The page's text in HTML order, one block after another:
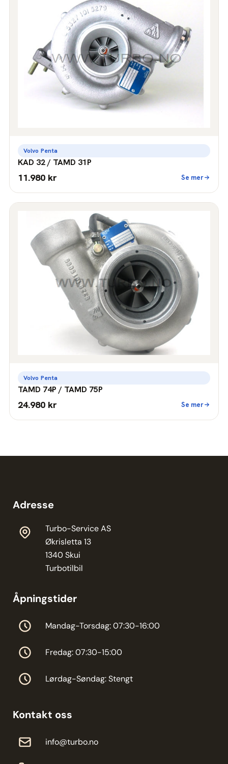
Volvo Penta
KAD 32 / TAMD 31P
11.980 kr Se mer
Volvo Penta
TAMD 74P / TAMD 75P
24.980 kr Se mer
Adresse
Turbo-Service AS
Økrisletta 13
1340 Skui
Turbotilbil
Åpningstider
Mandag-Torsdag: 07:30-16:00
Fredag: 07:30-15:00
Lørdag-Søndag: Stengt
Kontakt oss
info@turbo.no